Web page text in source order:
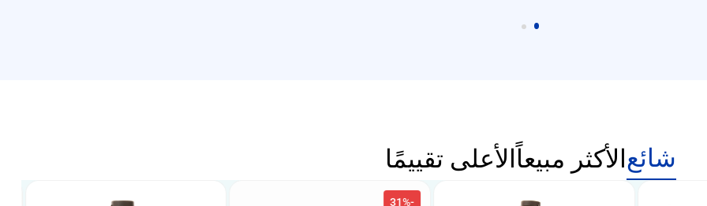
شائعالأكثر مبيعاًالأعلى تقييمًا